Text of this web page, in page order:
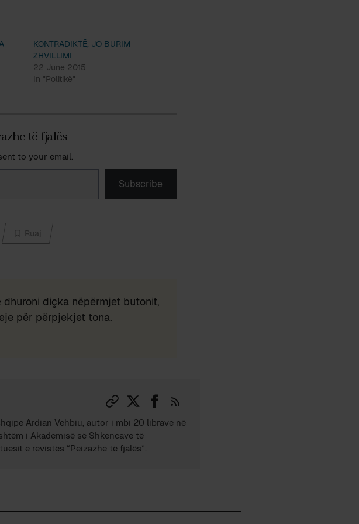
KONTRADIKTË, JO BURIM
ZHVILLIMI
22 June 2015
In "Politikë"
të fjalës
to your email.
Subscribe
Ruaj
diçka nëpërmjet butonit,
për përpjekjet tona.
Ardian Vehbiu, autor i mbi 20 librave në
i Akademisë së Shkencave të
e revistës “Peizazhe të fjalës”.